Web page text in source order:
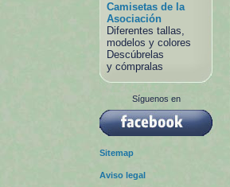
Camisetas de la
Asociación
Diferentes tallas,
modelos y colores
Descúbrelas
y cómpralas
Síguenos en
Sitemap
Aviso legal